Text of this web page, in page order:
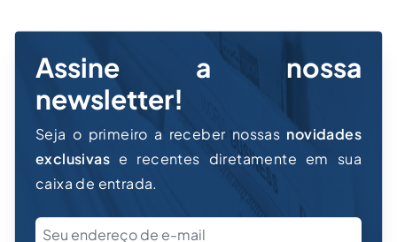
Assine a nossa
newsletter!
Seja o primeiro a receber nossas novidades
exclusivas e recentes diretamente em sua
caixa de entrada.